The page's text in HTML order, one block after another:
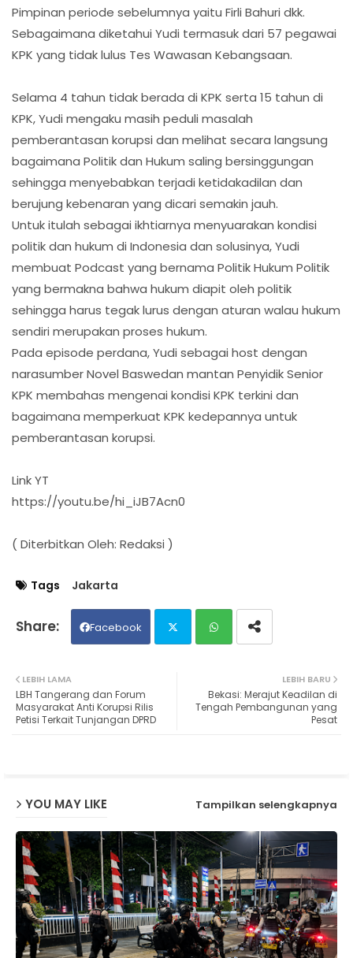
Pimpinan periode sebelumnya yaitu Firli Bahuri dkk.
Sebagaimana diketahui Yudi termasuk dari 57 pegawai
KPK yang tidak lulus Tes Wawasan Kebangsaan.
Selama 4 tahun tidak berada di KPK serta 15 tahun di
KPK, Yudi mengaku masih peduli masalah
pemberantasan korupsi dan melihat secara langsung
bagaimana Politik dan Hukum saling bersinggungan
sehingga menyebabkan terjadi ketidakadilan dan
berujung kebenaran yang dicari semakin jauh.
Untuk itulah sebagai ikhtiarnya menyuarakan kondisi
politik dan hukum di Indonesia dan solusinya, Yudi
membuat Podcast yang bernama Politik Hukum Politik
yang bermakna bahwa hukum diapit oleh politik
sehingga harus tegak lurus dengan aturan walau hukum
sendiri merupakan proses hukum.
Pada episode perdana, Yudi sebagai host dengan
narasumber Novel Baswedan mantan Penyidik Senior
KPK membahas mengenai kondisi KPK terkini dan
bagaimana memperkuat KPK kedepannya untuk
pemberantasan korupsi.
Link YT
https://youtu.be/hi_iJB7Acn0
( Diterbitkan Oleh: Redaksi )
Tags Jakarta
Facebook
ats
LEBIH BARU
Bekasi: Merajut Keadilan di
Tengah Pembangunan yang
Pesat
LEBIH LAMA
LBH Tangerang dan Forum
Masyarakat Anti Korupsi Rilis
Petisi Terkait Tunjangan DPRD
YOU MAY LIKE Tampilkan selengkapnya